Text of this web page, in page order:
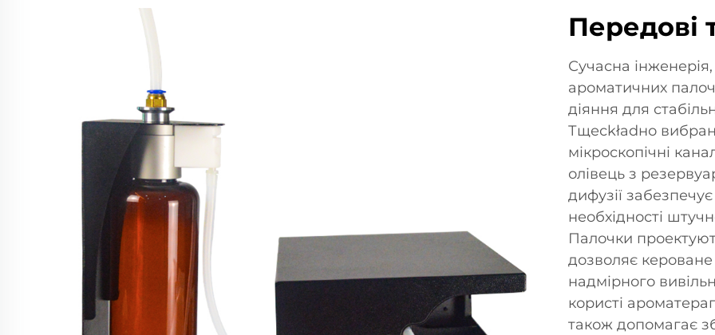
Передові
Сучасна
ароматичних
діяння для
Тщесkładно
мікроскопічні
олівець з
дифузії
необхідності
Палочки
дозволяє
надмірного
користі
також допомагає